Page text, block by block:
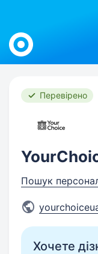
Work.ua
Перевірено
Пошук
Хочете